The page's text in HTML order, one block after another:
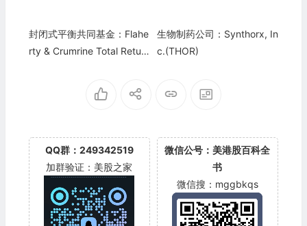
封闭式平衡共同基金：Flahe
rty & Crumrine Total Return
生物制药公司：Synthorx, In
c.(THOR)
QQ群：249342519
加群验证：美股之家
微信公号：美港股百科全
书
微信搜：mggbkqs